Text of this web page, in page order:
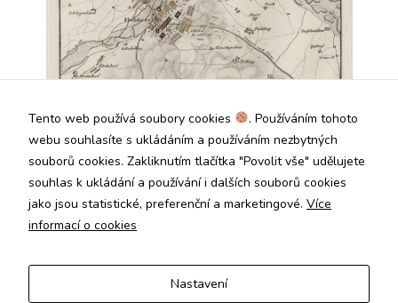
Tento web používá soubory cookies
. Používáním tohoto
webu souhlasíte s ukládáním a používáním nezbytných
souborů cookies. Zakliknutím tlačítka "Povolit vše" udělujete
souhlas k ukládání a používání i dalších souborů cookies
jako jsou statistické, preferenční a marketingové. Více
informací o cookies
Nastavení
Pokud
vypnete
používání
analytických
cookies ve
návštěvě,
ztrácíme
možnost
analýzy
výkonu a
našich